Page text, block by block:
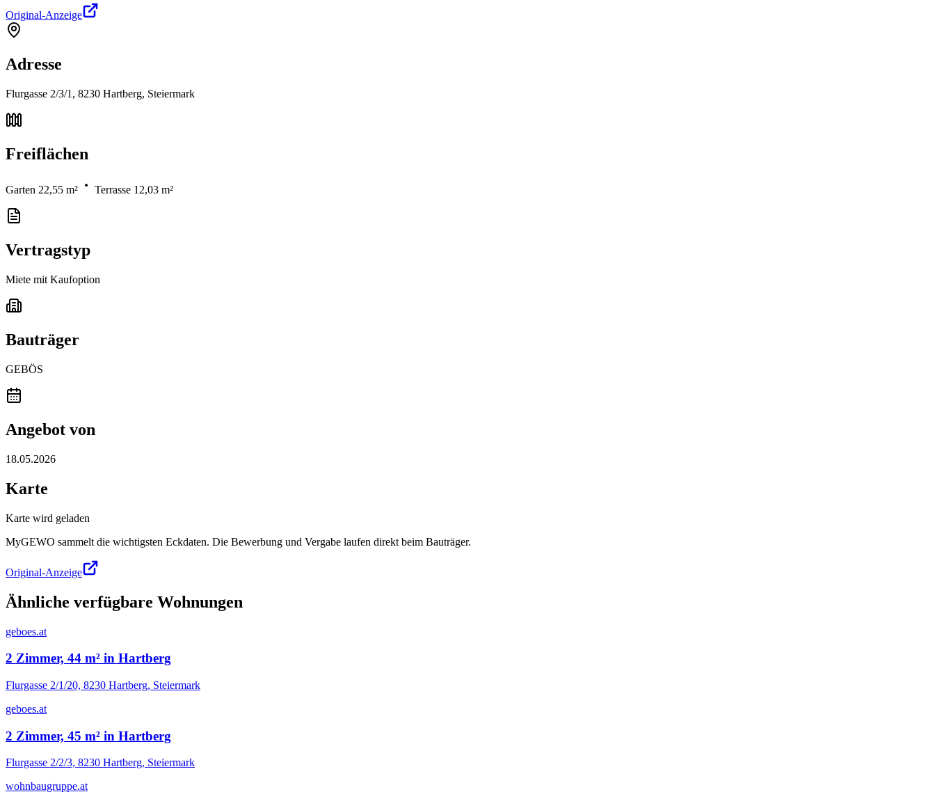
Original-Anzeige
Adresse
Flurgasse 2/3/1, 8230 Hartberg, Steiermark
Freiflächen
Garten 22,55 m² Terrasse 12,03 m²
Vertragstyp
Miete mit Kaufoption
Bauträger
GEBÖS
Angebot von
18.05.2026
Karte
Karte wird geladen
MyGEWO sammelt die wichtigsten Eckdaten. Die Bewerbung und Vergabe laufen direkt beim Bauträger.
Original-Anzeige
Ähnliche verfügbare Wohnungen
geboes.at
2 Zimmer, 44 m² in Hartberg
Flurgasse 2/1/20, 8230 Hartberg, Steiermark
geboes.at
2 Zimmer, 45 m² in Hartberg
Flurgasse 2/2/3, 8230 Hartberg, Steiermark
wohnbaugruppe.at